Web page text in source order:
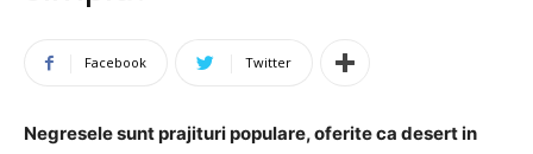
Facebook Twitter
Negresele sunt prajituri populare, oferite ca desert in